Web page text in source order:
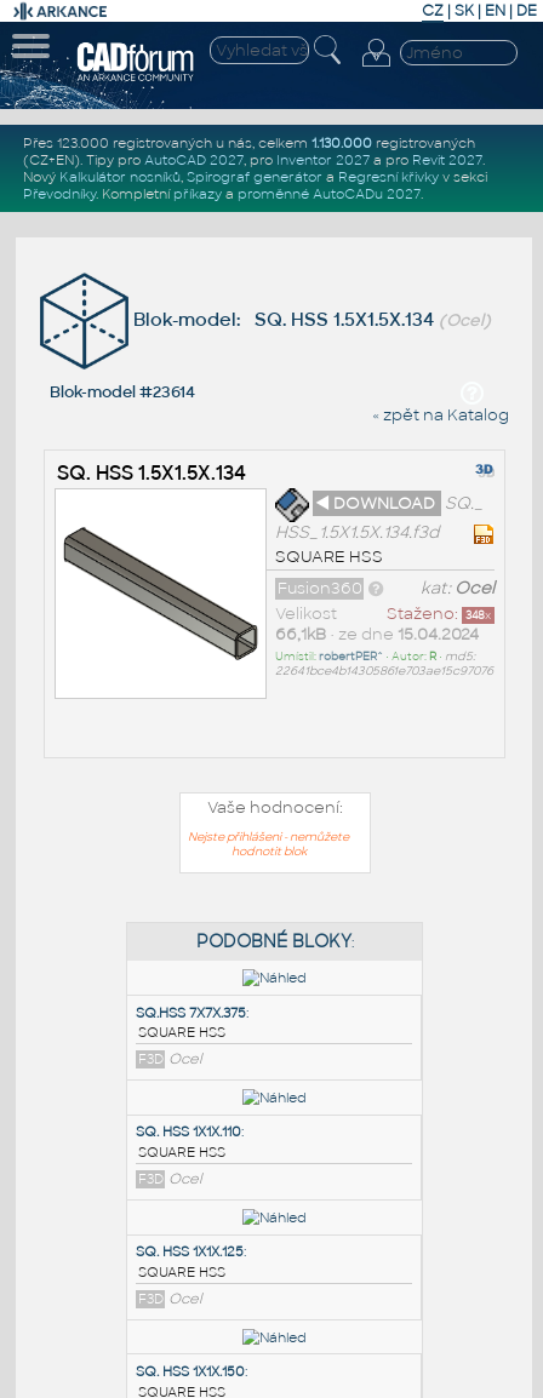
CZ | SK| EN | DE
Přes 123.000 registrovaných u nás, celkem 1.130.000registrovaných
(CZ+EN). Tipy pro AutoCAD 2027, pro Inventor 2027a pro Revit 2027.
Nový Kalkulátor nosníků, Spirograf generátor a Regresní křivkyv sekci
Převodníky. Kompletní příkazya proměnné AutoCADu 2027.
Blok-model: SQ. HSS 1.5X1.5X.134 (Ocel)
Blok-model #23614
« zpět na Katalog
SQ. HSS 1.5X1.5X.134
◄ DOWNLOAD SQ._
HSS_1.5X1.5X.134.f3d
SQUARE HSS
kat: Ocel
Fusion360
Staženo: 348x
Velikost
66,1kB• ze dne 15.04.2024
Umístil:robertPER^ • Autor: R• md5:
22641bce4b14305861e703ae15c97076
Vaše hodnocení:
Nejste přihlášeni - nemůžete
hodnotit blok
PODOBNÉ BLOKY
SQ.HSS 7X7X.375
SQUARE HSS
F3D Ocel
SQ. HSS 1X1X.110:
SQUARE HSS
F3D Ocel